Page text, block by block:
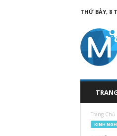
THỨ BẢY, 8
Trang Chủ
KINH